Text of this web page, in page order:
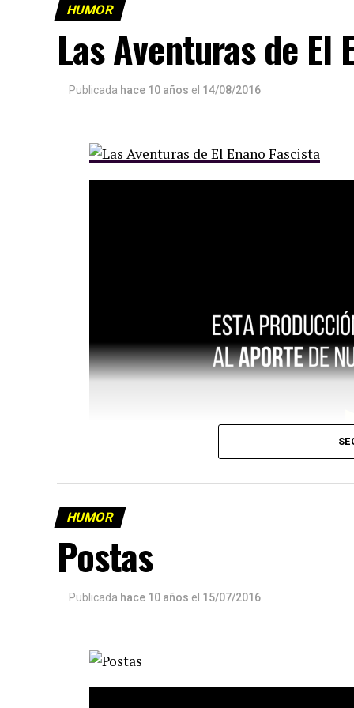
HUMOR
Las Aventuras de El
Publicada hace 10 años el 14/08/2016
HUMOR
Postas
Publicada hace 10 años el 15/07/2016